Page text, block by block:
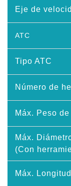
Eje de
ATC
Tipo ATC
Número de
Máx. Peso
Máx.
(Con
Máx.